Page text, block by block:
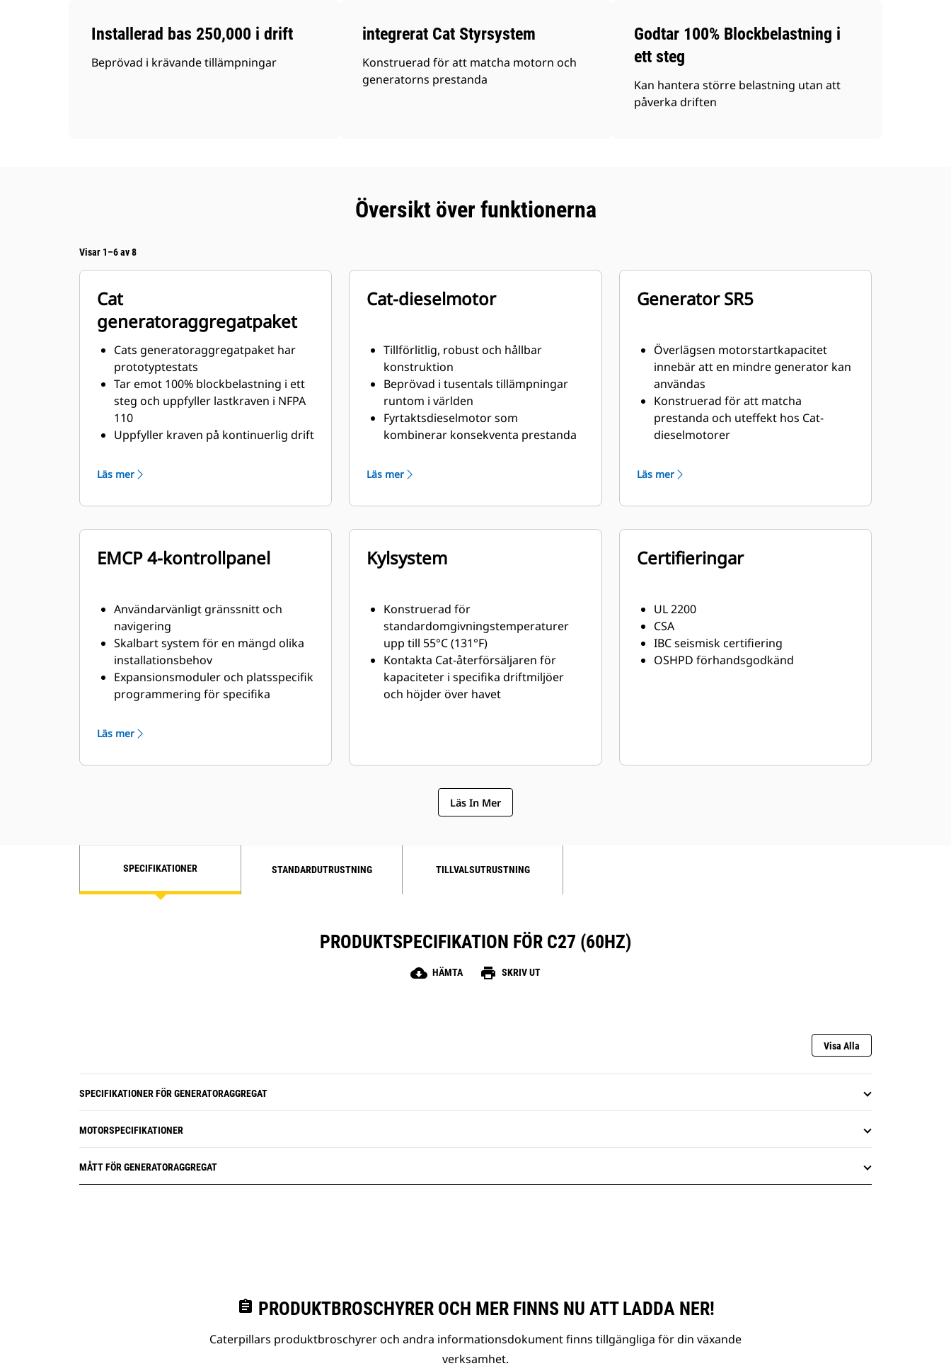
Installerad bas 250,000 i drift
Beprövad i krävande tillämpningar
integrerat Cat Styrsystem
Konstruerad för att matcha motorn och
generatorns prestanda
Godtar 100% Blockbelastning i
ett steg
Kan hantera större belastning utan att
påverka driften
Översikt över funktionerna
Visar 1–6 av 8
Cat
generatoraggregatpaket
Cats generatoraggregatpaket har
prototyptestats
Tar emot 100% blockbelastning i ett
steg och uppfyller lastkraven i NFPA
110
Uppfyller kraven på kontinuerlig drift
Läs mer
Cat-dieselmotor
Tillförlitlig, robust och hållbar
konstruktion
Beprövad i tusentals tillämpningar
runtom i världen
Fyrtaktsdieselmotor som
kombinerar konsekventa prestanda
minimal vikt
Läs mer
Generator SR5
Överlägsen motorstartkapacitet
innebär att en mindre generator kan
användas
Konstruerad för att matcha
prestanda och uteffekt hos Cat-
dieselmotorer
Läs mer
EMCP 4-kontrollpanel
Användarvänligt gränssnitt och
navigering
Skalbart system för en mängd olika
installationsbehov
Expansionsmoduler och platsspecifik
programmering för specifika
Läs mer
Kylsystem
Konstruerad för
standardomgivningstemperaturer
upp till 55°C (131°F)
Kontakta Cat-återförsäljaren för
kapaciteter i specifika driftmiljöer
och höjder över havet
Certifieringar
UL 2200
CSA
IBC seismisk certifiering
OSHPD förhandsgodkänd
Läs In Mer
SPECIFIKATIONER STANDARDUTRUSTNING TILLVALSUTRUSTNING
PRODUKTSPECIFIKATION FÖR C27 (60HZ)
cloud_download HÄMTA print SKRIV UT
Visa Alla
SPECIFIKATIONER FÖR GENERATORAGGREGAT
MOTORSPECIFIKATIONER
MÅTT FÖR GENERATORAGGREGAT
assignment PRODUKTBROSCHYRER OCH MER FINNS NU ATT LADDA NER!
Caterpillars produktbroschyrer och andra informationsdokument finns tillgängliga för din växande
verksamhet.